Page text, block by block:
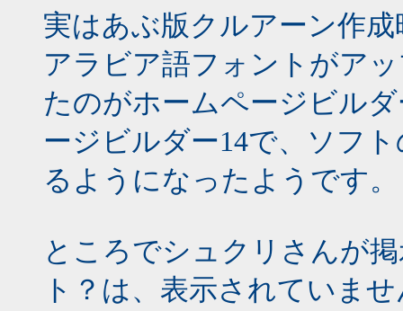
実はあぶ版クルアーン作
アラビア語フォントがア
たのがホームページビル
ージビルダー14で、ソフ
るようになったようです。
ところでシュクリさんが
ト？は、表示されていま